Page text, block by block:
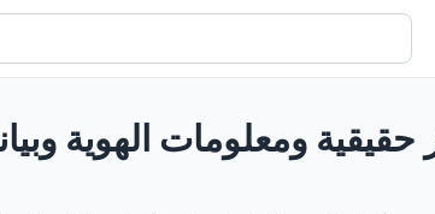
حقيقية ومعلومات الهوية